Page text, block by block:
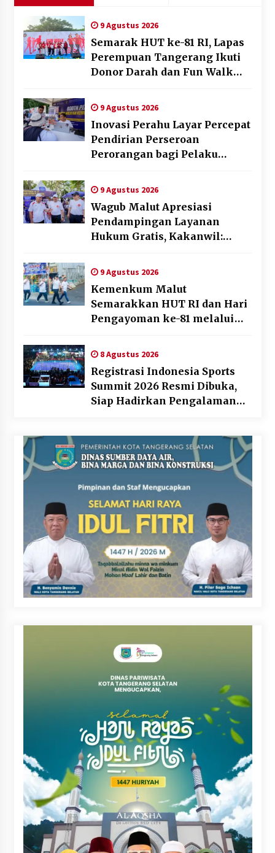
9 Agustus 2026
Semarak HUT ke-81 RI, Lapas
Perempuan Tangerang Ikuti
Donor Darah dan Fun Walk
Pemasyarakatan
9 Agustus 2026
Inovasi Perahu Layar Percepat
Pendirian Perseroan
Perorangan bagi Pelaku
9 Agustus 2026
Wagub Malut Apresiasi
Pendampingan Layanan
Hukum Gratis, Kakanwil:
Kini Rp0
9 Agustus 2026
Kemenkum Malut
Semarakkan HUT RI dan Hari
Pengayoman ke-81 melalui
8 Agustus 2026
Registrasi Indonesia Sports
Summit 2026 Resmi Dibuka,
Siap Hadirkan Pengalaman